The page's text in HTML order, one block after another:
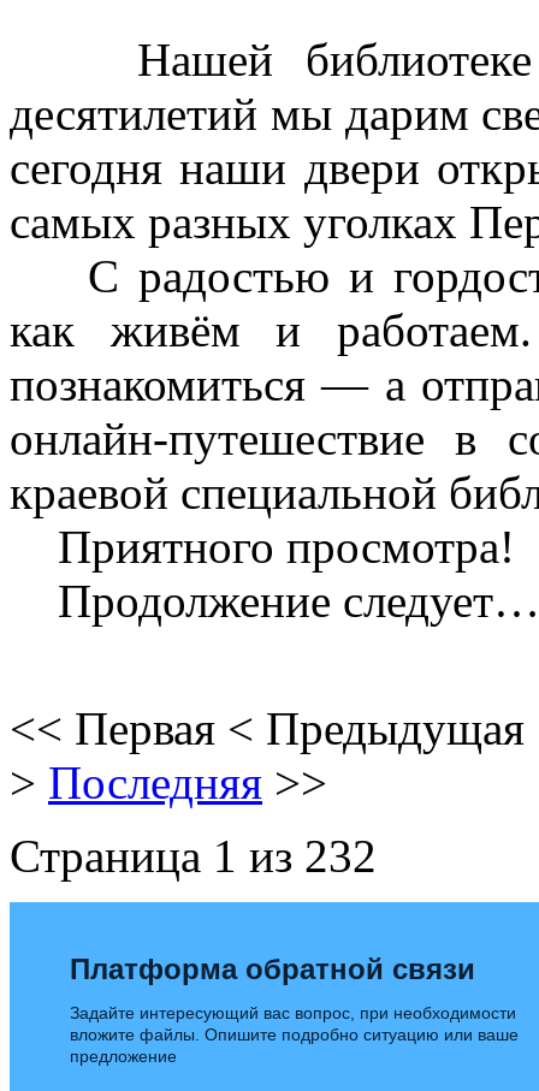
Нашей библиотеке
десятилетий мы дарим
сегодня наши двери
самых разных уголках
С радостью и
как живём и
познакомиться — а
онлайн-путешествие в
краевой специальной
Приятного просмотра!
Продолжение следует…
<< Первая < Предыдущая
> Последняя >>
Страница 1 из 232
Платформа обратной связи
Задайте интересующий вас вопрос, при необходимости
вложите файлы. Опишите подробно ситуацию или ваше
предложение